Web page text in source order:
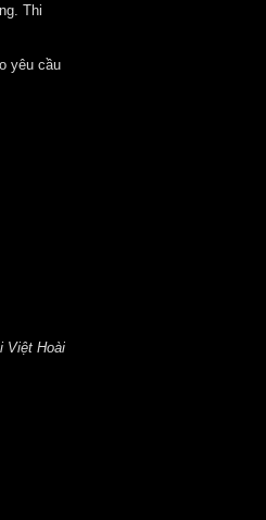
Thi
yêu cầu
Việt Hoài